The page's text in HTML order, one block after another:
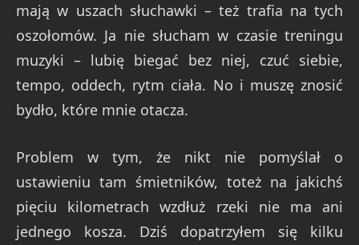
mają w uszach słuchawki – też trafia na tych
oszołomów. Ja nie słucham w czasie treningu
muzyki – lubię biegać bez niej, czuć siebie,
tempo, oddech, rytm ciała. No i muszę znosić
bydło, które mnie otacza.
Problem w tym, że nikt nie pomyślał o
ustawieniu tam śmietników, toteż na jakichś
pięciu kilometrach wzdłuż rzeki nie ma ani
jednego kosza. Dziś dopatrzyłem się kilku